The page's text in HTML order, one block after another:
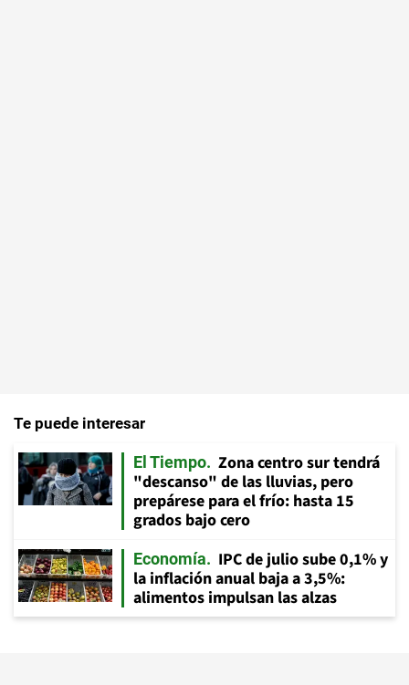
Te puede interesar
El Tiempo
Zona centro sur tendrá
"descanso" de las lluvias, pero
prepárese para el frío: hasta 15
grados bajo cero
Economía
IPC de julio sube 0,1% y
la inflación anual baja a 3,5%:
alimentos impulsan las alzas